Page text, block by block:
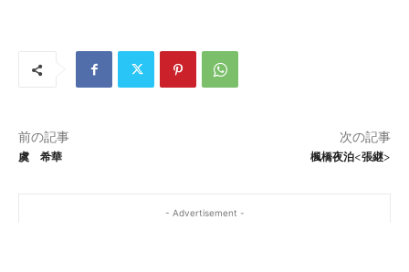
k
e a
W
C
前の記事
虞 希華
次の記事
楓橋夜泊<張継>
- Advertisement -